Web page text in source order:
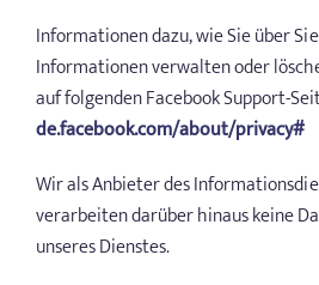
Informationen dazu, wie Sie über
Informationen verwalten oder
auf folgenden Facebook Support-
de.facebook.com/about/privacy#
Wir als Anbieter des
verarbeiten darüber hinaus keine
unseres Dienstes.